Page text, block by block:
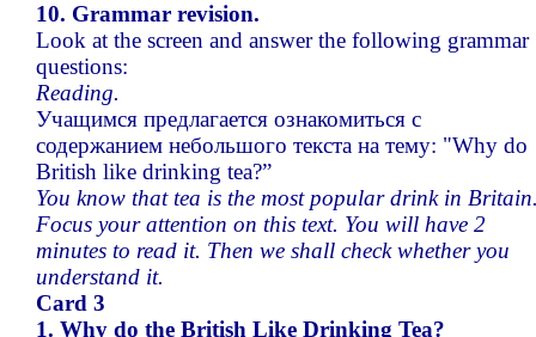
10. Grammar revision.
Look at the screen and answer the following grammar
questions:
Reading.
Учащимся предлагается ознакомиться с
содержанием небольшого текста на тему: "Why do
British like drinking tea?”
You know that tea is the most popular drink in
Focus your attention on this text. You will have 2
minutes to read it. Then we shall check whether you
understand it.
Card 3
1. Why do the British Like Drinking Tea?